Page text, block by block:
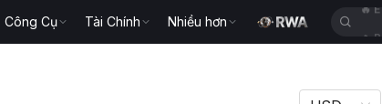
Công Cụ Tài Chính Nhiều hơn